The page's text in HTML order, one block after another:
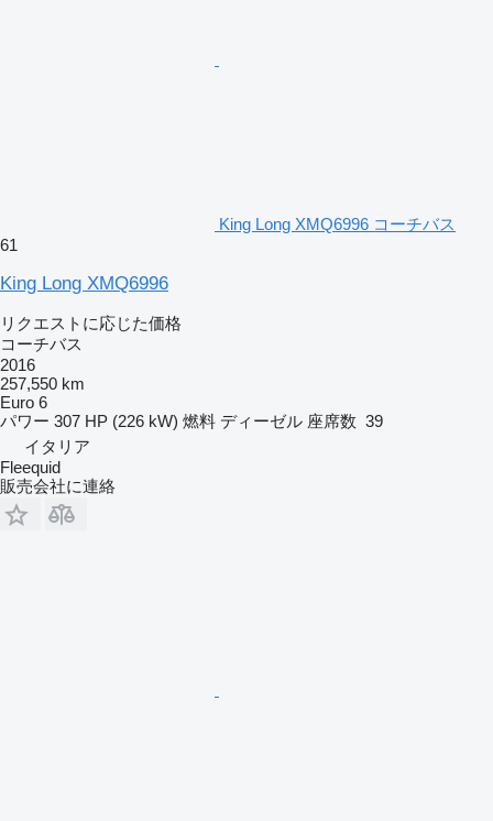
King Long XMQ6996 コーチバス
61
King Long XMQ6996
リクエストに応じた価格
コーチバス
2016
257,550 km
Euro 6
パワー 307 HP (226 kW) 燃料 ディーゼル 座席数 39
イタリア
Fleequid
販売会社に連絡